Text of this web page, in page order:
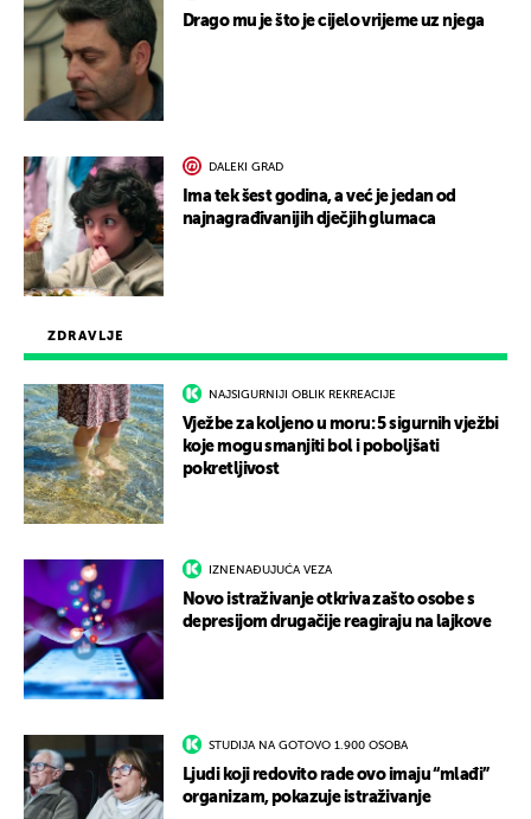
ZDRAVLJE
NAJSIGURNIJI OBLIK REKREACIJE
Vježbe za koljeno u moru: 5 sigurnih vježbi
koje mogu smanjiti bol i poboljšati
pokretljivost
IZNENAĐUJUĆA VEZA
Novo istraživanje otkriva zašto osobe s
depresijom drugačije reagiraju na lajkove
STUDIJA NA GOTOVO 1.900 OSOBA
Ljudi koji redovito rade ovo imaju “mlađi”
organizam, pokazuje istraživanje
Drago mu je što je cijelo vrijeme uz njega
DALEKI GRAD
Ima tek šest godina, a već je jedan od
najnagrađivanijih dječjih glumaca